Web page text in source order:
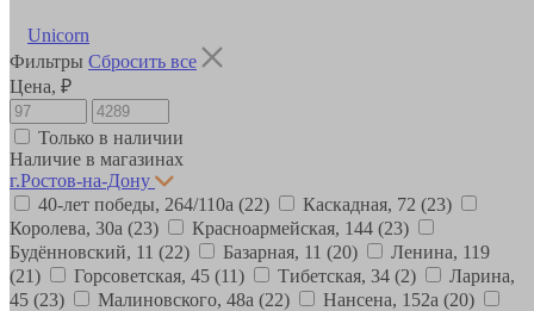
Unicorn
Фильтры Сбросить все
Цена, ₽
Только в наличии
Наличие в магазинах
г.Ростов-на-Дону
40-лет победы, 264/110а (22) Каскадная, 72 (23)
Королева, 30а (23) Красноармейская, 144 (23)
Будённовский, 11 (22) Базарная, 11 (20)
Ленина, 119
(21)
Горсоветская, 45 (11) Тибетская, 34 (2)
Ларина,
45 (23) Малиновского, 48а (22) Нансена, 152а (20)